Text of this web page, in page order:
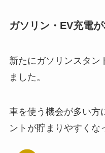
ガソリン・EV充電
新たにガソリンスタン
ました。
車を使う機会が多い方
ントが貯まりやすくな